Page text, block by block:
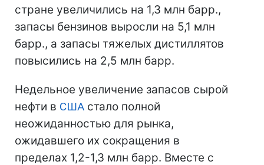
стране увеличились на 1,3 млн барр.,
запасы бензинов выросли на 5,1 млн
барр., а запасы тяжелых дистиллятов
повысились на 2,5 млн барр.
Недельное увеличение запасов сырой
нефти в США стало полной
неожиданностью для рынка,
ожидавшего их сокращения в
пределах 1,2-1,3 млн барр. Вместе с